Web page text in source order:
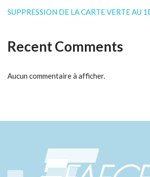
SUPPRESSION DE LA CARTE VERTE AU
Recent Comments
Aucun commentaire à afficher.